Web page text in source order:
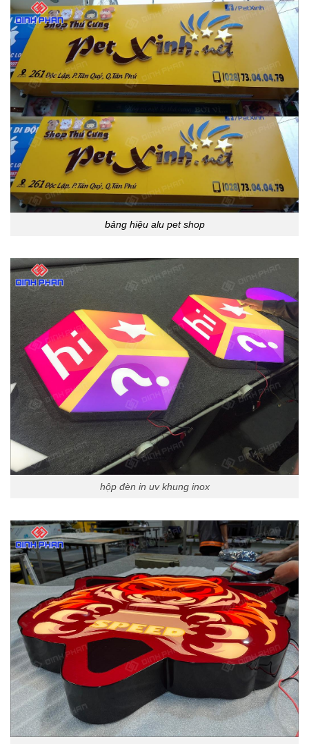
bảng hiệu alu pet shop
hộp đèn in uv khung inox